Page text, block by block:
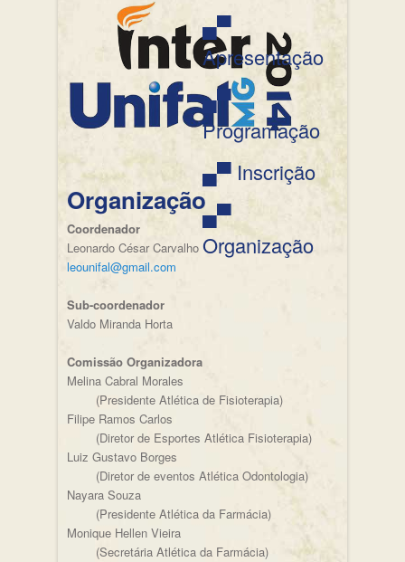
▄▀
Apresentação
▄▀
Programação
▄▀ Inscrição
▄▀
Organização
Organização
Coordenador
Leonardo César Carvalho
leounifal@gmail.com
Sub-coordenador
Valdo Miranda Horta
Comissão Organizadora
Melina Cabral Morales
(Presidente Atlética de Fisioterapia)
Filipe Ramos Carlos
(Diretor de Esportes Atlética Fisioterapia)
Luiz Gustavo Borges
(Diretor de eventos Atlética Odontologia)
Nayara Souza
(Presidente Atlética da Farmácia)
Monique Hellen Vieira
(Secretária Atlética da Farmácia)